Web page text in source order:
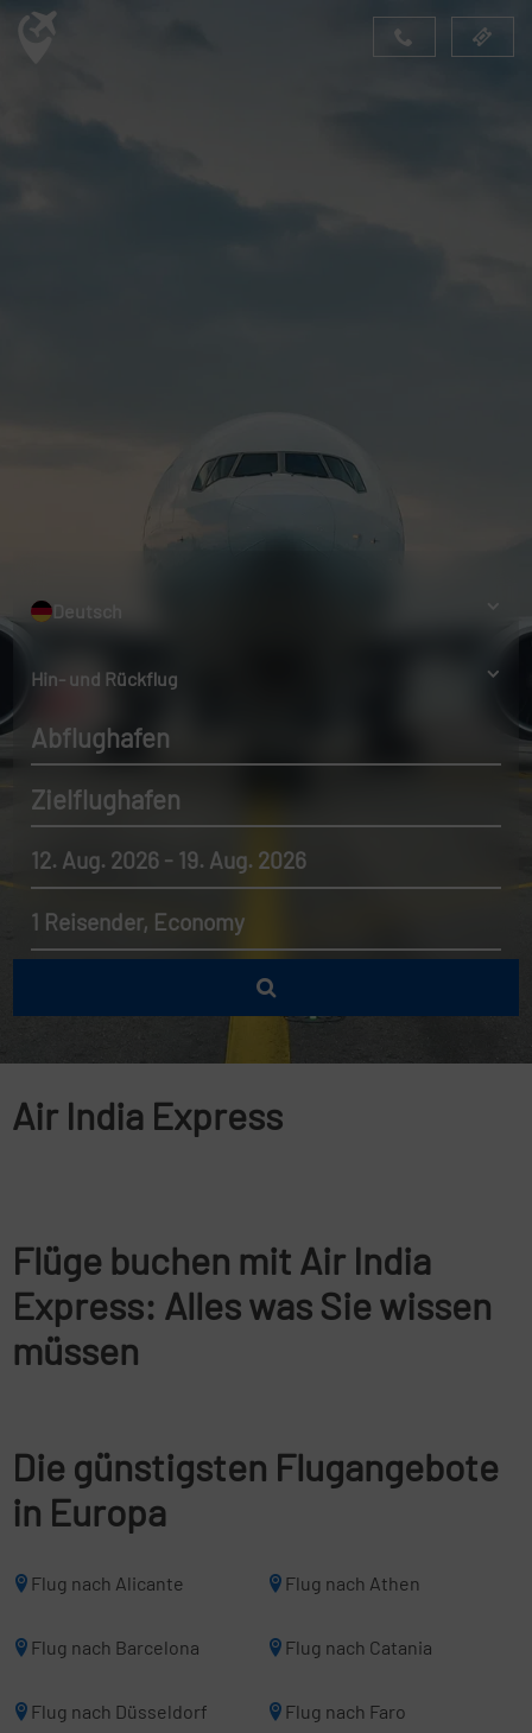
Deutsch
Hin- und Rückflug
Abflughafen
Zielflughafen
12. Aug. 2026 - 19. Aug. 2026
1 Reisender, Economy
Air India Express
Flüge buchen mit Air India
Express: Alles was Sie wissen
müssen
Die günstigsten Flugangebote
in Europa
Flug nach Alicante Flug nach Athen
Flug nach Barcelona Flug nach Catania
Flug nach Düsseldorf Flug nach Faro